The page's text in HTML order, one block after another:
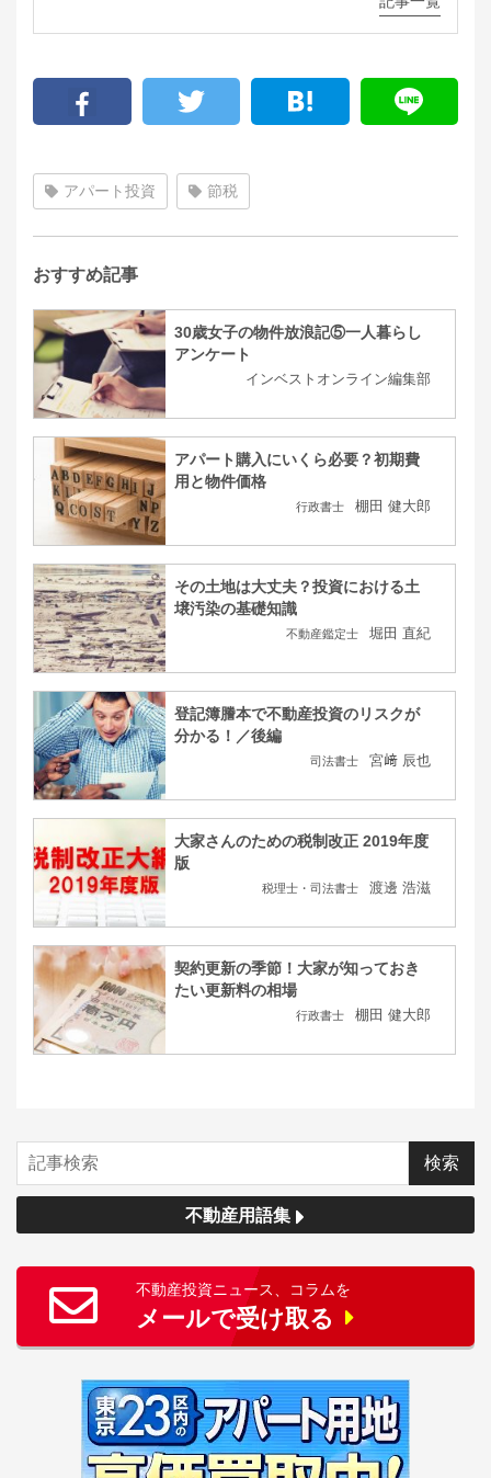
アパート投資 節税
おすすめ記事
30歳女子の物件放浪記⑤一人暮らし
アンケート
インベストオンライン編集部
アパート購入にいくら必要？初期費
用と物件価格
行政書士 棚田 健大郎
その土地は大丈夫？投資における土
壌汚染の基礎知識
不動産鑑定士 堀田 直紀
登記簿謄本で不動産投資のリスクが
分かる！／後編
司法書士 宮﨑 辰也
大家さんのための税制改正 2019年度
版
税理士・司法書士 渡邊 浩滋
契約更新の季節！大家が知っておき
たい更新料の相場
行政書士 棚田 健大郎
不動産用語集
不動産投資ニュース、コラムを
メールで受け取る